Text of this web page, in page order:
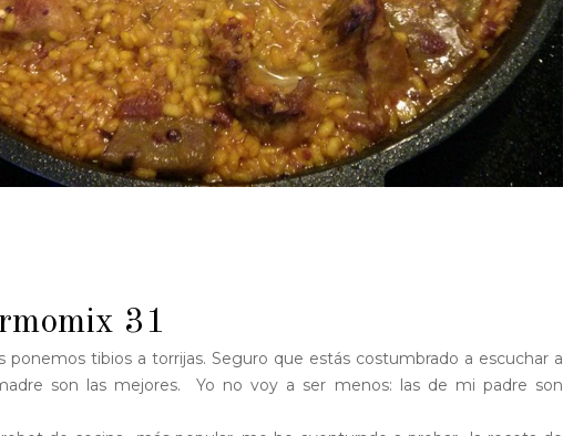
31
tibios a torrijas. Seguro que estás costumbrado a escuchar a
son las mejores. Yo no voy a ser menos: las de mi padre son